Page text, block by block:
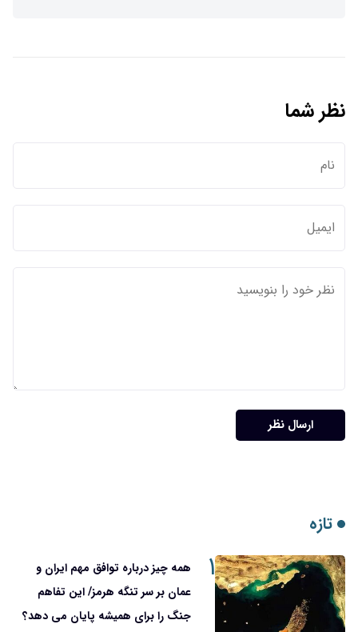
نظر شما
ارسال نظر
تازه
۱
همه چیز درباره توافق مهم ایران و
عمان بر سر تنگه هرمز/ این تفاهم
جنگ را برای همیشه پایان می دهد؟